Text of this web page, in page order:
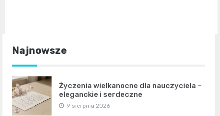
Najnowsze
Życzenia wielkanocne dla nauczyciela –
eleganckie i serdeczne
9 sierpnia 2026